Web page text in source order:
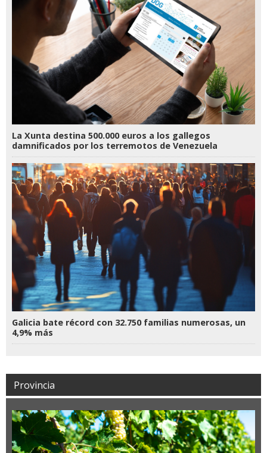
La Xunta destina 500.000 euros a los gallegos
damnificados por los terremotos de Venezuela
Galicia bate récord con 32.750 familias numerosas, un
4,9% más
Provincia